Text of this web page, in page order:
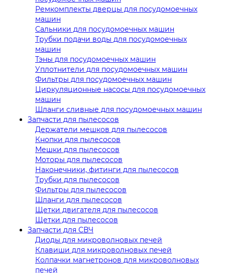
Ремкомплекты дверцы для посудомоечных
машин
Сальники для посудомоечных машин
Трубки подачи воды для посудомоечных
машин
Тэны для посудомоечных машин
Уплотнители для посудомоечных машин
Фильтры для посудомоечных машин
Циркуляционные насосы для посудомоечных
машин
Шланги сливные для посудомоечных машин
Запчасти для пылесосов
Держатели мешков для пылесосов
Кнопки для пылесосов
Мешки для пылесосов
Моторы для пылесосов
Наконечники, фитинги для пылесосов
Трубки для пылесосов
Фильтры для пылесосов
Шланги для пылесосов
Щетки двигателя для пылесосов
Щетки для пылесосов
Запчасти для СВЧ
Диоды для микроволновых печей
Клавиши для микроволновых печей
Колпачки магнетронов для микроволновых
печей